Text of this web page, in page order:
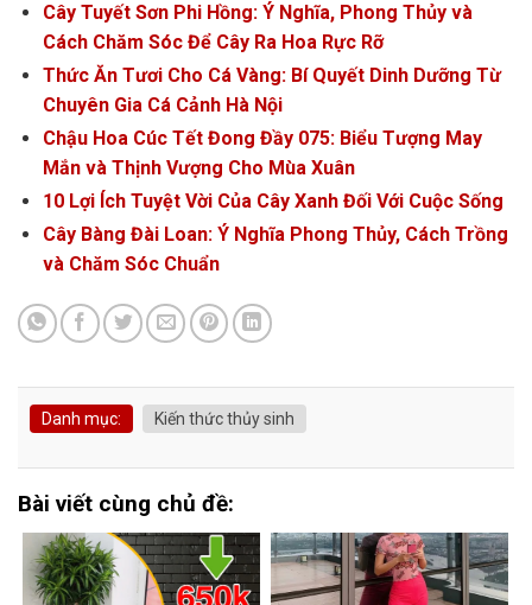
Cây Tuyết Sơn Phi Hồng: Ý Nghĩa, Phong Thủy và
Cách Chăm Sóc Để Cây Ra Hoa Rực Rỡ
Thức Ăn Tươi Cho Cá Vàng: Bí Quyết Dinh Dưỡng Từ
Chuyên Gia Cá Cảnh Hà Nội
Chậu Hoa Cúc Tết Đong Đầy 075: Biểu Tượng May
Mắn và Thịnh Vượng Cho Mùa Xuân
10 Lợi Ích Tuyệt Vời Của Cây Xanh Đối Với Cuộc Sống
Cây Bàng Đài Loan: Ý Nghĩa Phong Thủy, Cách Trồng
và Chăm Sóc Chuẩn
Danh mục: Kiến thức thủy sinh
Bài viết cùng chủ đề: